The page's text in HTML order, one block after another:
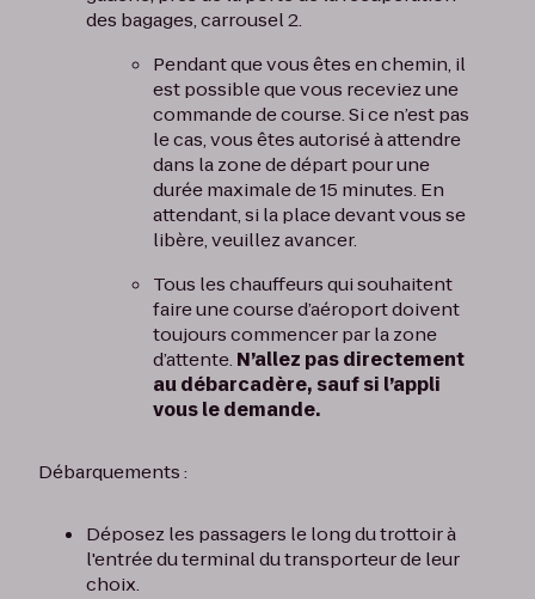
des bagages, carrousel 2.
Pendant que vous êtes en chemin, il
est possible que vous receviez une
commande de course. Si ce n’est pas
le cas, vous êtes autorisé à attendre
dans la zone de départ pour une
durée maximale de 15 minutes. En
attendant, si la place devant vous se
libère, veuillez avancer.
Tous les chauffeurs qui souhaitent
faire une course d’aéroport doivent
toujours commencer par la zone
d’attente. N’allez pas directement
au débarcadère, sauf si l’appli
vous le demande.
Débarquements :
Déposez les passagers le long du trottoir à
l'entrée du terminal du transporteur de leur
choix.